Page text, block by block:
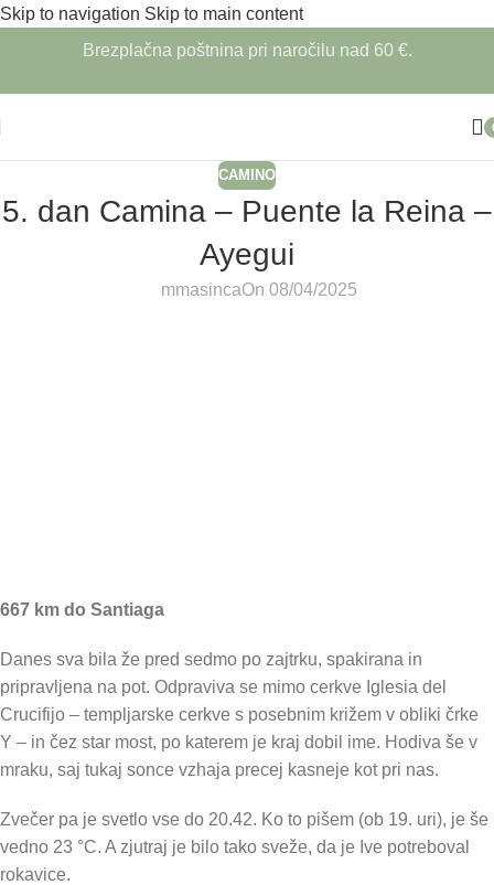
Skip to navigation Skip to main content
Brezplačna poštnina pri naročilu nad 60 €.
CAMINO
5. dan Camina – Puente la Reina –
Ayegui
mmasincaOn 08/04/2025
667 km do Santiaga
Danes sva bila že pred sedmo po zajtrku, spakirana in
pripravljena na pot. Odpraviva se mimo cerkve Iglesia del
Crucifijo – templjarske cerkve s posebnim križem v obliki črke
Y – in čez star most, po katerem je kraj dobil ime. Hodiva še v
mraku, saj tukaj sonce vzhaja precej kasneje kot pri nas.
Zvečer pa je svetlo vse do 20.42. Ko to pišem (ob 19. uri), je še
vedno 23 °C. A zjutraj je bilo tako sveže, da je Ive potreboval
rokavice.